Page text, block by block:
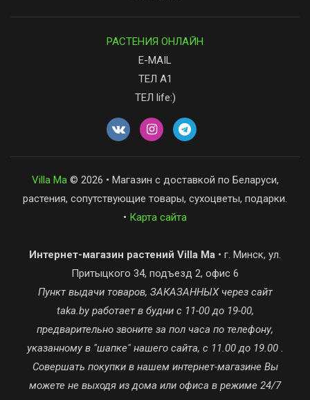
РАСТЕНИЯ ОНЛАЙН
E-MAIL
ТЕЛ А1
ТЕЛ life:)
Villa Ma© 2026 • Магазин с доставкой по Беларуси,
растения, сопутствующие товары, сухоцветы, подарки.
• Карта сайта
Интернет-магазин растений Villa Ma • г. Минск, ул.
Притыцкого 34, подъезд 2, офис 6
Пункт выдачи товаров, ЗАКАЗАННЫХ через сайт
taka.by работает в будни с 11-00 до 19-00,
предварительно звоните за пол часа по телефону,
указанному в "шапке" нашего сайта, с 11.00 до 19.00 .
Совершать покупки в нашем интернет-магазине Вы
можете не выходя из дома или офиса в режиме 24/7